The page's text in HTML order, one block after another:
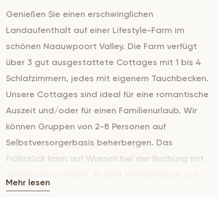
Genießen Sie einen erschwinglichen
Landaufenthalt auf einer Lifestyle-Farm im
schönen Naauwpoort Valley. Die Farm verfügt
über 3 gut ausgestattete Cottages mit 1 bis 4
Schlafzimmern, jedes mit eigenem Tauchbecken.
Unsere Cottages sind ideal für eine romantische
Auszeit und/oder für einen Familienurlaub. Wir
können Gruppen von 2-8 Personen auf
Selbstversorgerbasis beherbergen. Das
Frühstück kann auf Wunsch bei der Buchung mit
dem Hof und auf dem Gipfel des Hügels, von wo
Mehr lesen